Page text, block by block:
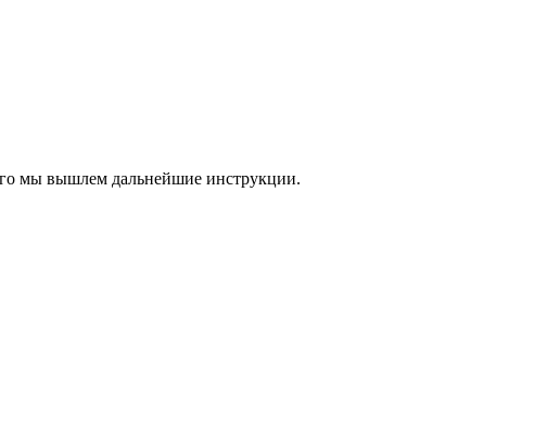
мы вышлем дальнейшие инструкции.